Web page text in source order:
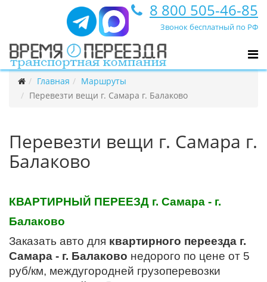
8 800 505-46-85
Звонок бесплатный по РФ
Главная
Маршруты
Перевезти вещи г. Самара г. Балаково
Перевезти вещи г. Самара г.
Балаково
КВАРТИРНЫЙ ПЕРЕЕЗД г. Самара - г.
Балаково
Заказать авто для квартирного переезда г.
Самара - г. Балаково недорого по цене от 5
руб/км, междугородней грузоперевозки